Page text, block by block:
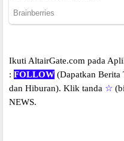
Ikuti AltairGate.com pada
: FOLLOW (Dapatkan Berita
dan Hiburan). Klik tanda ☆
NEWS.